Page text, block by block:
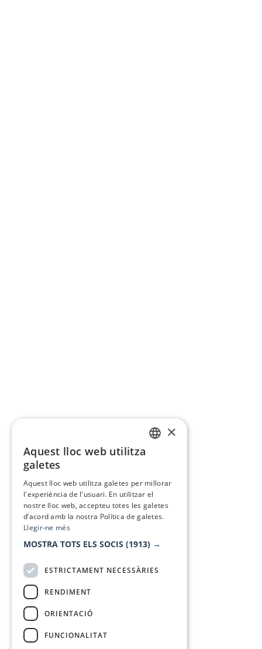
×
Aquest lloc web utilitza
galetes
Aquest lloc web utilitza galetes per millorar
l'experiència de l'usuari. En utilitzar el
nostre lloc web, accepteu totes les galetes
d’acord amb la nostra Política de galetes.
Llegir-ne més
MOSTRA TOTS ELS SOCIS (1913) →
ESTRICTAMENT NECESSÀRIES
RENDIMENT
ORIENTACIÓ
FUNCIONALITAT